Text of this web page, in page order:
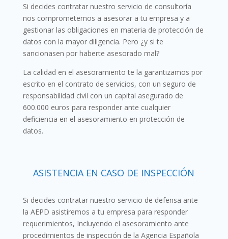
Si decides contratar nuestro servicio de consultoría
nos comprometemos a asesorar a tu empresa y a
gestionar las obligaciones en materia de protección de
datos con la mayor diligencia. Pero ¿y si te
sancionasen por haberte asesorado mal?
La calidad en el asesoramiento te la garantizamos por
escrito en el contrato de servicios, con un seguro de
responsabilidad civil con un capital asegurado de
600.000 euros para responder ante cualquier
deficiencia en el asesoramiento en protección de
datos.
ASISTENCIA EN CASO DE INSPECCIÓN
Si decides contratar nuestro servicio de defensa ante
la AEPD asistiremos a tu empresa para responder
requerimientos, Incluyendo el asesoramiento ante
procedimientos de inspección de la Agencia Española